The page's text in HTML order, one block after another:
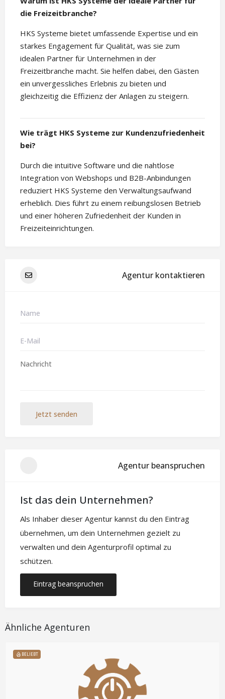
die Freizeitbranche?
HKS Systeme bietet umfassende Expertise und ein
starkes Engagement für Qualität, was sie zum
idealen Partner für Unternehmen in der
Freizeitbranche macht. Sie helfen dabei, den Gästen
ein unvergessliches Erlebnis zu bieten und
gleichzeitig die Effizienz der Anlagen zu steigern.
Wie trägt HKS Systeme zur Kundenzufriedenheit
bei?
Durch die intuitive Software und die nahtlose
Integration von Webshops und B2B-Anbindungen
reduziert HKS Systeme den Verwaltungsaufwand
erheblich. Dies führt zu einem reibungslosen Betrieb
und einer höheren Zufriedenheit der Kunden in
Freizeiteinrichtungen.
Agentur kontaktieren
Jetzt senden
Agentur beanspruchen
Ist das dein Unternehmen?
Als Inhaber dieser Agentur kannst du den Eintrag
übernehmen, um dein Unternehmen gezielt zu
verwalten und dein Agenturprofil optimal zu
schützen.
Eintrag beanspruchen
Ähnliche Agenturen
BELIEBT